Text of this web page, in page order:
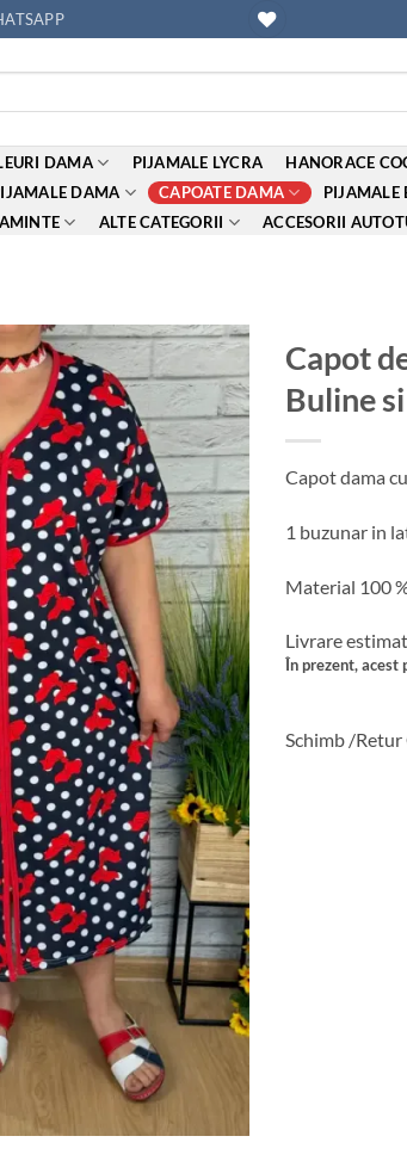
DAMA PIJAMALE LYCRA HANORACE
DAMA CAPOATE DAMA PIJAMALE
ALTE CATEGORII ACCESORII
Adauga
la
favorite
Capot
Buline
Capot dama
1 buzunar in
Material 100
Livrare
În prezent, acest
Schimb /